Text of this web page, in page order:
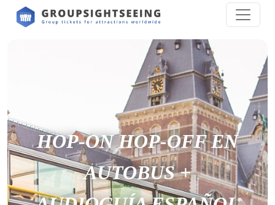
HOP-ON HOP-OFF EN
AUTOBUS +